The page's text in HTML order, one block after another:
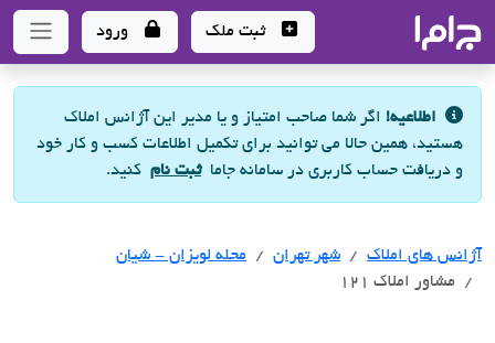
- سامانه جامع املاک و مشاورین املاک
ثبت ملک ورود
اطلاعیه! اگر شما صاحب امتیاز و یا مدیر این آژانس املاک
هستید، همین حالا می توانید برای تکمیل اطلاعات کسب و کار خود
و دریافت حساب کاربری در سامانه جاماثبت نام کنید.
آژانس های املاک آژانس های املاک
شهر تهران آژانس های املاک
محله لویزان - شیان
مشاور املاک 121